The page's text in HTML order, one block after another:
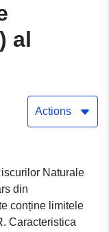
al
Actions
Naturale
din
conține limitele
Caracteristica